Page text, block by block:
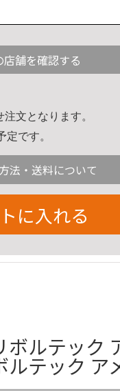
店舗を確認する
文となります。
です。
法・送料について
に入れる
ボルテック
テック ア